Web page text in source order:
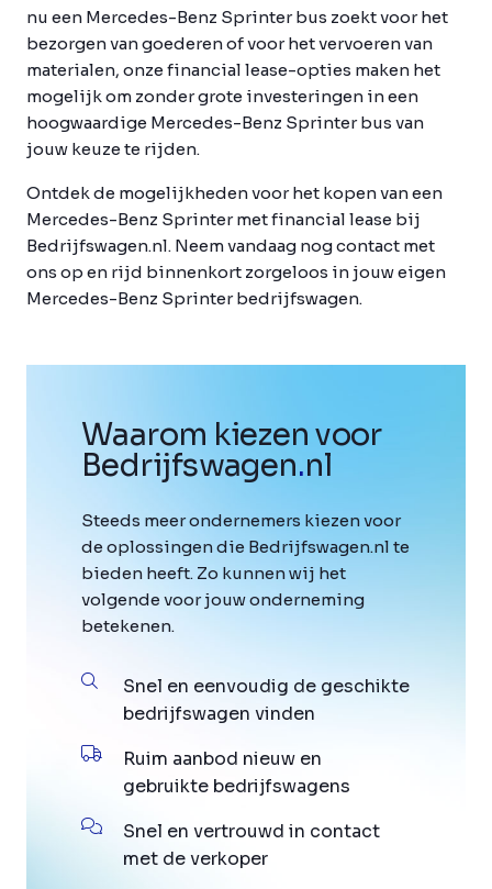
nu een Mercedes-Benz Sprinter bus zoekt voor het
bezorgen van goederen of voor het vervoeren van
materialen, onze financial lease-opties maken het
mogelijk om zonder grote investeringen in een
hoogwaardige Mercedes-Benz Sprinter bus van
jouw keuze te rijden.
Ontdek de mogelijkheden voor het kopen van een
Mercedes-Benz Sprinter met financial lease bij
Bedrijfswagen.nl. Neem vandaag nog contact met
ons op en rijd binnenkort zorgeloos in jouw eigen
Mercedes-Benz Sprinter bedrijfswagen.
Waarom kiezen voor
Bedrijfswagen.nl
Steeds meer ondernemers kiezen voor
de oplossingen die Bedrijfswagen.nl te
bieden heeft. Zo kunnen wij het
volgende voor jouw onderneming
betekenen.
Snel en eenvoudig de geschikte
bedrijfswagen vinden
Ruim aanbod nieuw en
gebruikte bedrijfswagens
Snel en vertrouwd in contact
met de verkoper